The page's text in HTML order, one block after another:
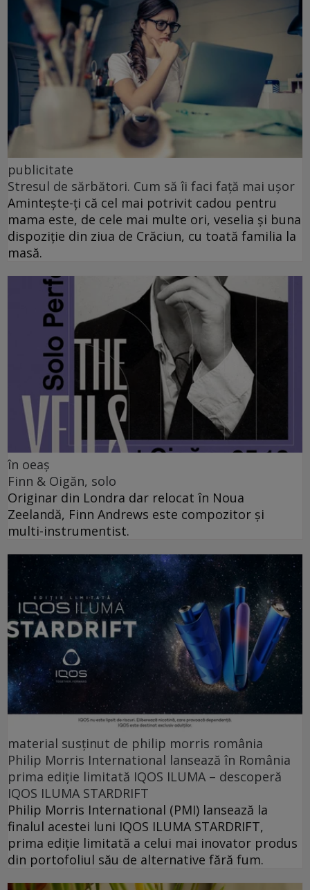
publicitate
Stresul de sărbători. Cum să îi faci față mai ușor
Amintește-ți că cel mai potrivit cadou pentru
mama este, de cele mai multe ori, veselia și buna
dispoziție din ziua de Crăciun, cu toată familia la
masă.
în oeaș
Finn & Oigăn, solo
Originar din Londra dar relocat în Noua
Zeelandă, Finn Andrews este compozitor și
multi-instrumentist.
material susținut de philip morris românia
Philip Morris International lansează în România
prima ediție limitată IQOS ILUMA – descoperă
IQOS ILUMA STARDRIFT
Philip Morris International (PMI) lansează la
finalul acestei luni IQOS ILUMA STARDRIFT,
prima ediție limitată a celui mai inovator produs
din portofoliul său de alternative fără fum.